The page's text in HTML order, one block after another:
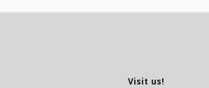
Visit us!